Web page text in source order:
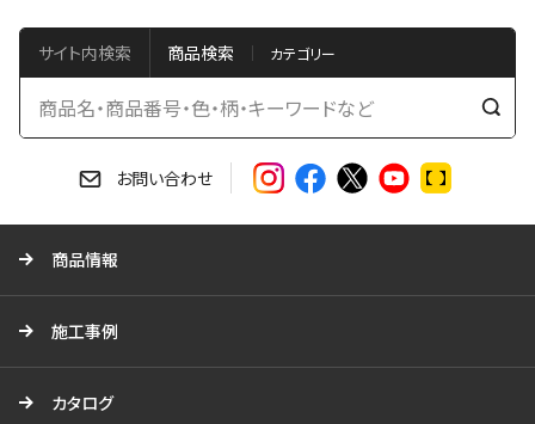
サイト内検索 商品検索
検
お問い合わせ
商品情報
施工事例
カタログ